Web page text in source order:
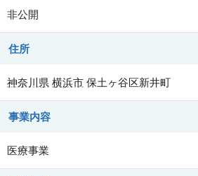
非公開
住所
神奈川県 横浜市 保土ヶ谷区新井町
事業内容
医療事業